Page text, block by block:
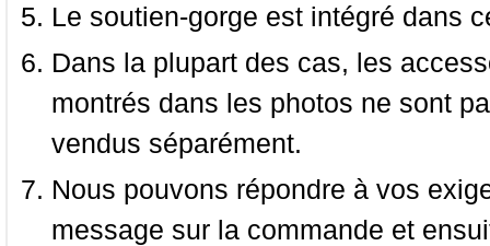
Le soutien-gorge est intégré dans
Dans la plupart des cas, les
montrés dans les photos ne sont
vendus séparément.
Nous pouvons répondre à vos
message sur la commande et